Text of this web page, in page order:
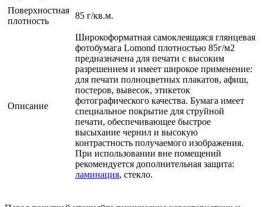
Поверхностная
плотность
85 г/кв.м.
Описание
Широкоформатная самоклеящаяся глянцевая
фотобумага Lomond плотностью 85г/м2
предназначена для печати с высоким
разрешением и имеет широкое применение:
для печати полноцветных плакатов, афиш,
постеров, вывесок, этикеток
фотографического качества. Бумага имеет
специальное покрытие для струйной
печати, обеспечивающее быстрое
высыхание чернил и высокую
контрастность получаемого изображения.
При использовании вне помещений
рекомендуется дополнительная защита:
ламинация, стекло.